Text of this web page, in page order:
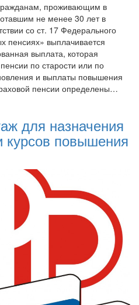
проживающим в
не менее 30 лет в
со ст. 17 Федерального
пенсиях» выплачивается
выплата, которая
по старости или по
и выплаты повышения
пенсии определены…
для назначения
курсов повышения